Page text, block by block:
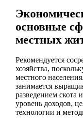
основные
местных
Рекомендуется
хозяйства,
местного
занимается
разведением скота
уровень доходов,
технологии и